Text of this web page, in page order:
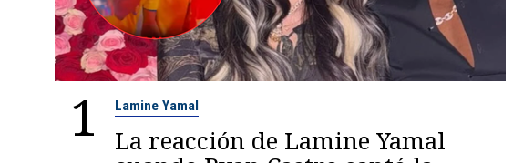
1 Lamine Yamal
La reacción de Lamine Yamal